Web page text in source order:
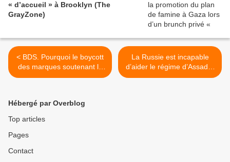
« d’accueil » à Brooklyn (The
GrayZone)
< BDS. Pourquoi le boycott
des marques soutenant la
colonisation israélienne
La Russie est incapable
d’aider le régime d’Assad à
contrer l’offensive des
Hébergé par Overblog
Top articles
Pages
Contact